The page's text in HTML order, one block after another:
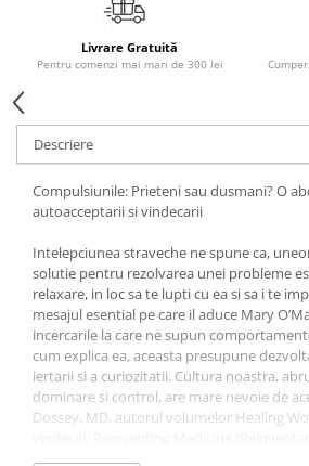
Literatura Universala
Poezie
Romane de dragoste, Carti
romantice
Senzatii/Dragoste
Senzatii/Erotic
Senzatii/Suspans
Senzatii/Thriller
SF & Fantasy
Teatru
Teens Book Club
Umor
Birotica & Papetarie
Livrare Gratuită
Pentru comenzi mai mari de 300 lei
Descriere
Compulsiunile: Prieteni sau dusmani? O
autoacceptarii si vindecarii
Intelepciunea straveche ne spune ca,
solutie pentru rezolvarea unei probleme
relaxare, in loc sa te lupti cu ea si sa i te
mesajul esential pe care il aduce Mary
incercarile la care ne supun
cum explica ea, aceasta presupune
iertarii si a curiozitatii. Cultura noastra,
dominare si control, are mare nevoie de
Dossey, MD, autorul volumelor Healing
Healing Beyond the Body (Vindecarea